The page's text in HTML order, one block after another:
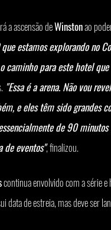
a ascensão de Winston ao
que estamos explorando no
caminho para este hotel
"Essa é a arena. Não vou
e eles têm sido grandes
de 90
de eventos", finalizou.
continua envolvido com a série
data de estreia, mas deve ser